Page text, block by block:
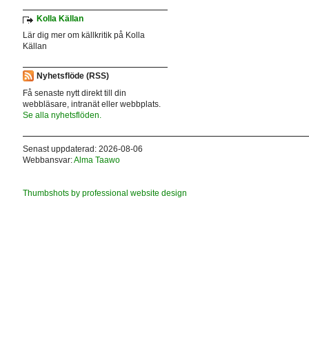
Kolla Källan
Lär dig mer om källkritik på Kolla
Källan
Nyhetsflöde (RSS)
Få senaste nytt direkt till din
webbläsare, intranät eller webbplats.
Se alla nyhetsflöden.
Senast uppdaterad: 2026-08-06
Webbansvar:Alma Taawo
Thumbshots by professional website design